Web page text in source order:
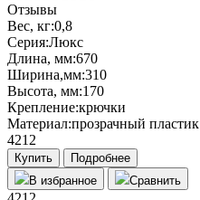
Отзывы
Вес, кг:0,8
Серия:Люкс
Длина, мм:670
Ширина,мм:310
Высота, мм:170
Крепление:крючки
Материал:прозрачный пластик
4212
Купить
Подробнее
В избранное
Сравнить